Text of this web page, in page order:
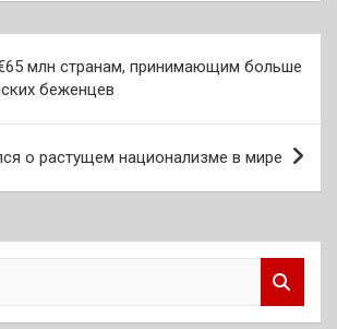
млн странам, принимающим больше
беженцев
о растущем национализме в мире